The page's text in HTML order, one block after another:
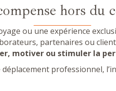
hors du
ou une expérience
partenaires ou
motiver ou stimuler la
déplacement professionnel,